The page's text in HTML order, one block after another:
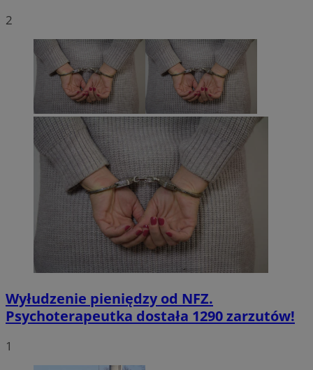
2
Wyłudzenie pieniędzy od NFZ.
Psychoterapeutka dostała 1290 zarzutów!
1